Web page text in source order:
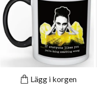
Lägg i korgen